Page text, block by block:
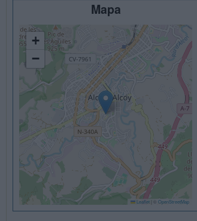
Mapa
+
−
Leaflet © OpenStreetMap